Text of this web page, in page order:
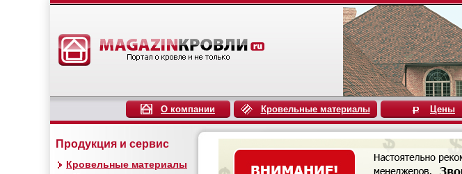
О компании Кровельные материалы Цены
Продукция и сервис
Кровельные материалы